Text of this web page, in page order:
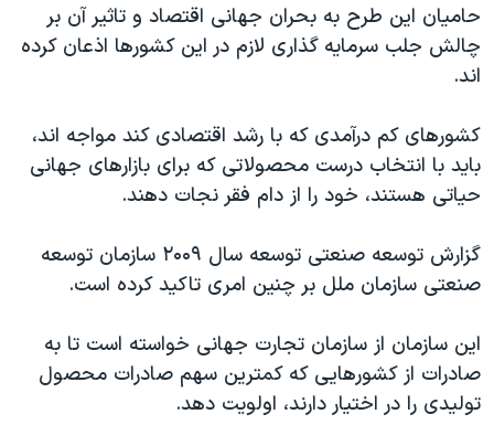
تریبونال مردمی آبان ۹۸
دادگاه حمید نوری
قانون شفافیت دارائی کادر رهبری ایران
اعتراضات مردمی آبان ۹۸
نرگس محمدی برنده جایزه نوبل صلح
همایش محافظه‌کاران آمریکا «سی‌پک»
صفحه‌های ویژه
سفر پرزیدنت ترامپ به چین
حامیان این طرح به بحران جهانی اقتصاد و تاثیر آن بر
چالش جلب سرمایه گذاری لازم در این کشورها اذعان کرده
اند.
کشورهای کم درآمدی که با رشد اقتصادی کند مواجه اند،
باید با انتخاب درست محصولاتی که برای بازارهای جهانی
حیاتی هستند، خود را از دام فقر نجات دهند.
گزارش توسعه صنعتی توسعه سال ۲۰۰۹ سازمان توسعه
صنعتی سازمان ملل بر چنین امری تاکید کرده است.
این سازمان از سازمان تجارت جهانی خواسته است تا به
صادرات از کشورهایی که کمترین سهم صادرات محصول
تولیدی را در اختیار دارند، اولویت دهد.